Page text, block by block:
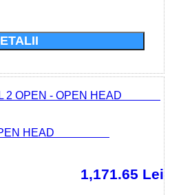
- OPEN HEAD
1,171.65 Lei